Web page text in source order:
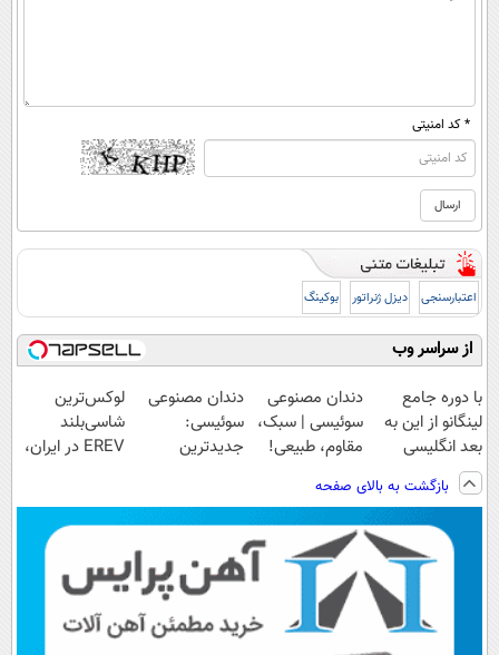
* کد امنیتی
اعتبارسنجی دیزل ژنراتور بوکینگ
از سراسر وب
با دوره جامع
لینگانو از این به
بعد انگلیسی
صحبت کن
دندان مصنوعی
سوئیسی | سبک،
مقاوم، طبیعی!
رایگان+پرداخت
اقساطی😍
دندان مصنوعی
سوئیسی:
جدیدترین
پرداخت قسطی
لوکس‌ترین
شاسی‌بلند
EREV در ایران،
بازگشت به بالای صفحه